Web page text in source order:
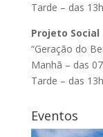
Tarde – das
Projeto Social
“Geração do
Manhã – das
Tarde – das
Eventos